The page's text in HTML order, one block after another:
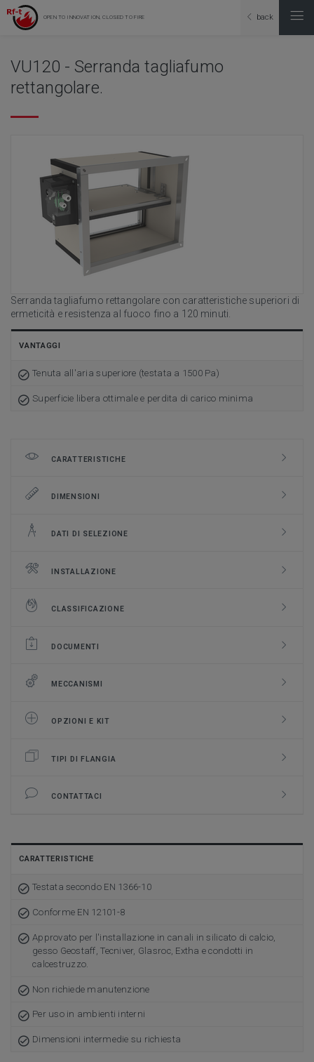
OPEN TO INNOVATION, CLOSED TO FIRE back
VU120 - Serranda tagliafumo
rettangolare.
Serranda tagliafumo rettangolare con caratteristiche superiori di
ermeticità e resistenza al fuoco fino a 120 minuti.
VANTAGGI
Tenuta all'aria superiore (testata a 1500 Pa)
Superficie libera ottimale e perdita di carico minima
CARATTERISTICHE
DIMENSIONI
DATI DI SELEZIONE
INSTALLAZIONE
CLASSIFICAZIONE
DOCUMENTI
MECCANISMI
OPZIONI E KIT
TIPI DI FLANGIA
CONTATTACI
CARATTERISTICHE
Testata secondo EN 1366-10
Conforme EN 12101-8
Approvato per l'installazione in canali in silicato di calcio,
gesso Geostaff, Tecniver, Glasroc, Extha e condotti in
calcestruzzo.
Non richiede manutenzione
Per uso in ambienti interni
Dimensioni intermedie su richiesta